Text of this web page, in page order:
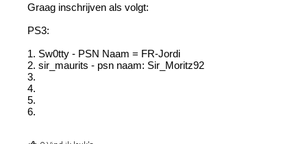
Graag inschrijven als volgt:
PS3:
1. Sw0tty - PSN Naam = FR-Jordi
2. sir_maurits - psn naam: Sir_Moritz92
3.
4.
5.
6.